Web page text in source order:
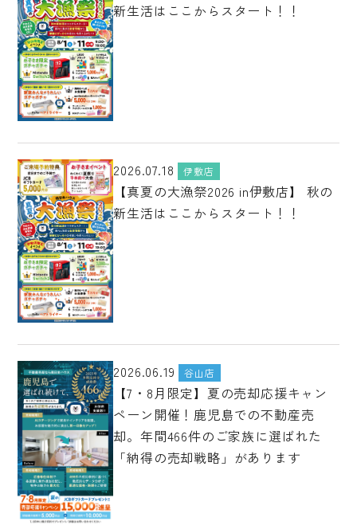
新生活はここからスタート！！
2026.07.18 伊敷店
【真夏の大漁祭2026 in伊敷店】 秋の
新生活はここからスタート！！
2026.06.19 谷山店
【7・8月限定】夏の売却応援キャン
ペーン開催！鹿児島での不動産売
却。年間466件のご家族に選ばれた
「納得の売却戦略」があります